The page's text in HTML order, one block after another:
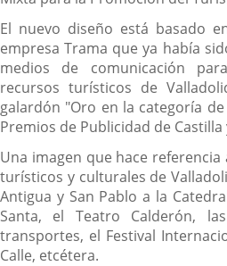
El nuevo diseño está basado
empresa Trama que ya había
medios de comunicación
recursos turísticos de
galardón "Oro en la categoría
Premios de Publicidad de Castilla
Una imagen que hace
turísticos y culturales de
Antigua y San Pablo a la
Santa, el Teatro Calderón,
transportes, el Festival
Calle, etcétera.